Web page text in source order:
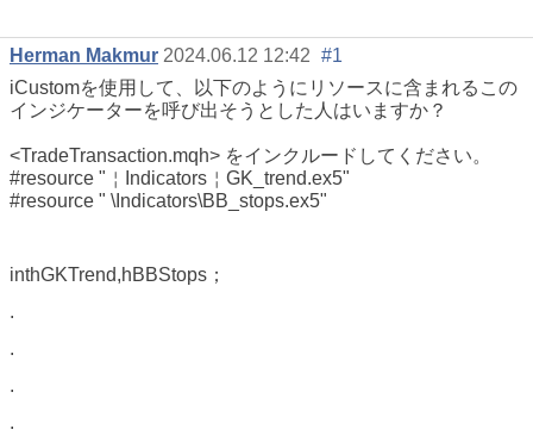
Herman Makmur 2024.06.12 12:42 #1
iCustomを使用して、以下のようにリソースに含まれるこの
インジケーターを呼び出そうとした人はいますか？
<TradeTransaction.mqh> をインクルードしてください。
#resource "￤Indicators￤GK_trend.ex5"
#resource " \Indicators\BB_stops.ex5"
inthGKTrend,hBBStops；
.
.
.
.